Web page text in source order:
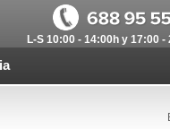
L-S 10:00 - 14:00h y 17:00 -